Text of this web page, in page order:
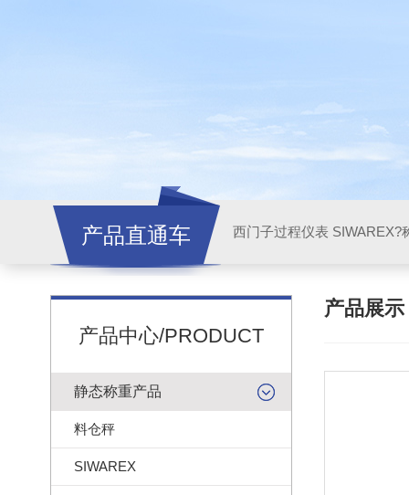
产品直通车 西门子过程仪表 SIWAREX?
产品中心/PRODUCT
静态称重产品
料仓秤
SIWAREX
产品展示